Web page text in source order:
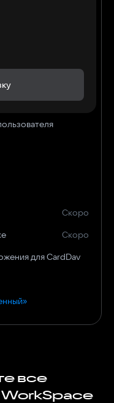
Скоро
Скоро
для CardDav
все